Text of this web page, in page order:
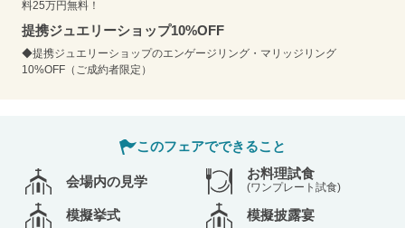
料25万円無料！
提携ジュエリーショップ10%OFF
◆提携ジュエリーショップのエンゲージリング・マリッジリング
10%OFF（ご成約者限定）
このフェアでできること
会場内の見学
お料理試食
(ワンプレート試食)
模擬挙式 模擬披露宴